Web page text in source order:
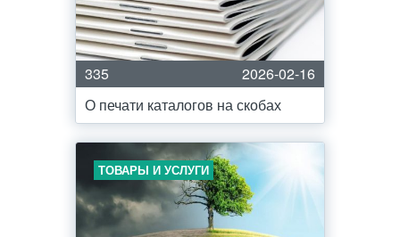
335
2026-02-16
О печати каталогов на скобах
ТОВАРЫ И УСЛУГИ